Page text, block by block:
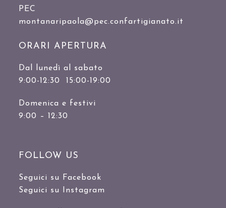
PEC
montanaripaola@pec.confartigianato.it
ORARI APERTURA
Dal lunedì al sabato
9:00-12:30 15:00-19:00
Domenica e festivi
9:00 – 12:30
FOLLOW US
Seguici su Facebook
Seguici su Instagram